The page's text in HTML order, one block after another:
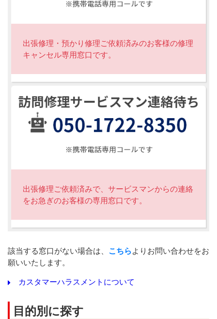
出張修理・預かり修理ご依頼済みのお客様の修理
キャンセル専用窓口です。
出張修理ご依頼済みで、サービスマンからの連絡
をお急ぎのお客様の専用窓口です。
該当する窓口がない場合は、 こちらよりお問い合わせをお
願いいたします。
カスタマーハラスメントについて
目的別に探す